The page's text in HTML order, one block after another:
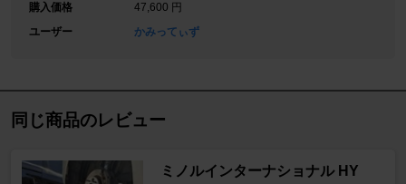
購入価格
47,600 円
ユーザー
かみってぃず
同じ商品のレビュー
ミノルインターナショナル HY